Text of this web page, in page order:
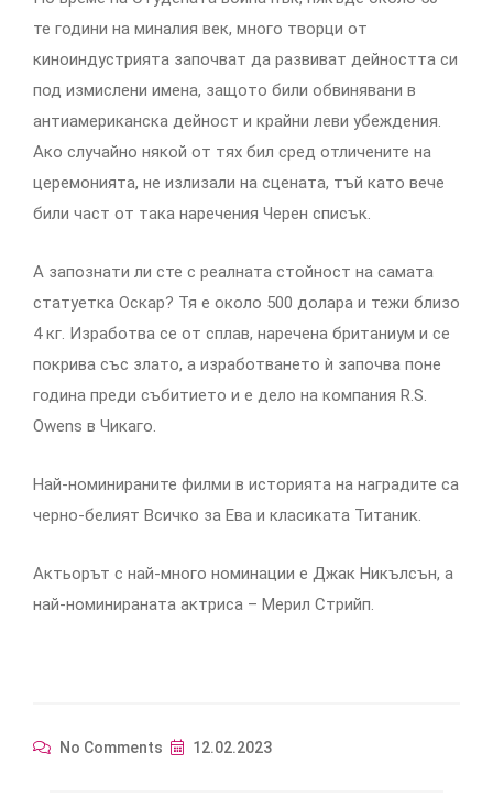
те години на миналия век, много творци от
киноиндустрията започват да развиват дейността си
под измислени имена, защото били обвинявани в
антиамериканска дейност и крайни леви убеждения.
Ако случайно някой от тях бил сред отличените на
церемонията, не излизали на сцената, тъй като вече
били част от така наречения Черен списък.
А запознати ли сте с реалната стойност на самата
статуетка Оскар? Тя е около 500 долара и тежи близо
4 кг. Изработва се от сплав, наречена британиум и се
покрива със злато, а изработването ѝ започва поне
година преди събитието и е дело на компания R.S.
Owens в Чикаго.
Най-номинираните филми в историята на наградите са
черно-белият Всичко за Ева и класиката Титаник.
Актьорът с най-много номинации е Джак Никълсън, а
най-номинираната актриса – Мерил Стрийп.
No Comments 12.02.2023